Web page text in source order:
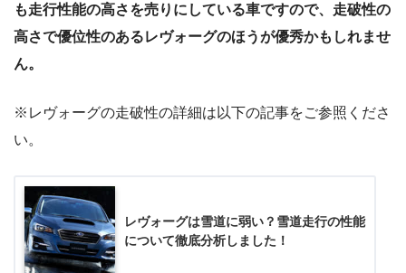
も走行性能の高さを売りにしている車ですので、走破性の
高さで優位性のあるレヴォーグのほうが優秀かもしれませ
ん。
※レヴォーグの走破性の詳細は以下の記事をご参照くださ
い。
レヴォーグは雪道に弱い？雪道走行の性能
について徹底分析しました！